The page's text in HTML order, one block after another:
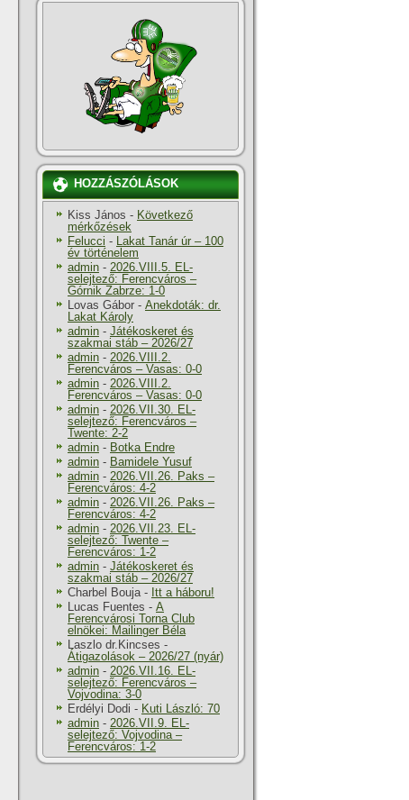
HOZZÁSZÓLÁSOK
Kiss János - Következő
mérkőzések
Felucci - Lakat Tanár úr – 100
év történelem
admin - 2026.VIII.5. EL-
selejtező: Ferencváros –
Górnik Zabrze: 1-0
Lovas Gábor - Anekdoták: dr.
Lakat Károly
admin - Játékoskeret és
szakmai stáb – 2026/27
admin - 2026.VIII.2.
Ferencváros – Vasas: 0-0
admin - 2026.VIII.2.
Ferencváros – Vasas: 0-0
admin - 2026.VII.30. EL-
selejtező: Ferencváros –
Twente: 2-2
admin - Botka Endre
admin - Bamidele Yusuf
admin - 2026.VII.26. Paks –
Ferencváros: 4-2
admin - 2026.VII.26. Paks –
Ferencváros: 4-2
admin - 2026.VII.23. EL-
selejtező: Twente –
Ferencváros: 1-2
admin - Játékoskeret és
szakmai stáb – 2026/27
Charbel Bouja- Itt a háboru!
Lucas Fuentes - A
Ferencvárosi Torna Club
elnökei: Mailinger Béla
Laszlo dr.Kincses -
Átigazolások – 2026/27 (nyár)
admin - 2026.VII.16. EL-
selejtező: Ferencváros –
Vojvodina: 3-0
Erdélyi Dodi - Kuti László: 70
admin - 2026.VII.9. EL-
selejtező: Vojvodina –
Ferencváros: 1-2